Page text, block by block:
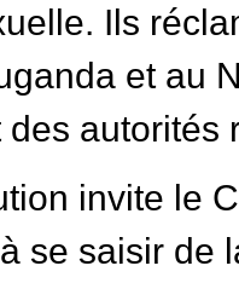
Ils
et au
autorités
invite le
se saisir de